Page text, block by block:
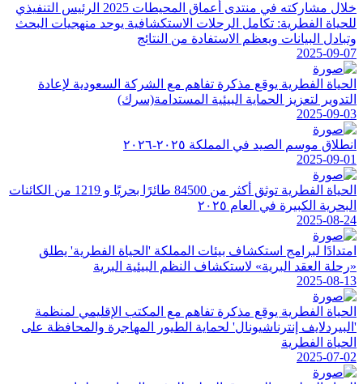
خلال مشاركته في منتدى أعماق المحيطات 2025 الرئيس التنفيذي
للحياة الفطرية: تكامل الرحلات الاستكشافية يوحد منهجيات البحث
وتبادل البيانات ويعظم الاستفادة من النتائج
2025-09-07
الحياة الفطرية يوقع مذكرة تفاهم مع الشركة السعودية لإعادة
التدوير لتعزيز الحماية البيئية المستدامة(سرك)
2025-09-03
انطلاق موسم الصيد في المملكة ٢٠٢٥-٢٠٢٦
2025-09-01
الحياة الفطرية توثق أكثر من 84500 طائرًا بحريًا و 1219 من الكائنات
البحرية الكبيرة في العام ٢٠٢٥
2025-08-24
امتدادًا لبرامج استكشاف بيئات المملكة 'الحياة الفطرية' يطلق
«رحلة العقد البرية» لاستكشاف النظم البيئية البرية
2025-08-13
الحياة الفطرية يوقع مذكرة تفاهم مع المكتب الإقليمي لمنظمة
'البيردلايف إنترناشيونال' لحماية الطيور المهاجرة والمحافظة على
الحياة الفطرية
2025-07-02